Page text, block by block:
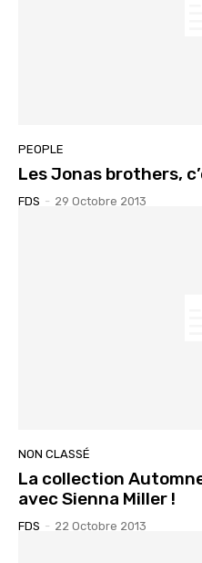
PEOPLE
Les Jonas brothers,
FDS - 29 Octobre 2013
NON CLASSÉ
La collection
avec Sienna Miller !
FDS - 22 Octobre 2013